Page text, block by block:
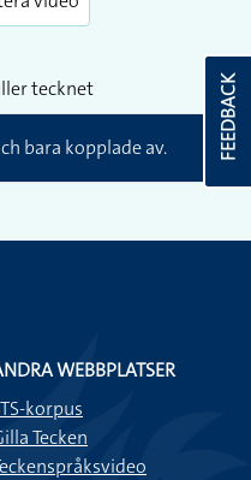
tecknet
bara kopplade av. FEEDBACK
WEBBPLATSER
korpus
Tecken